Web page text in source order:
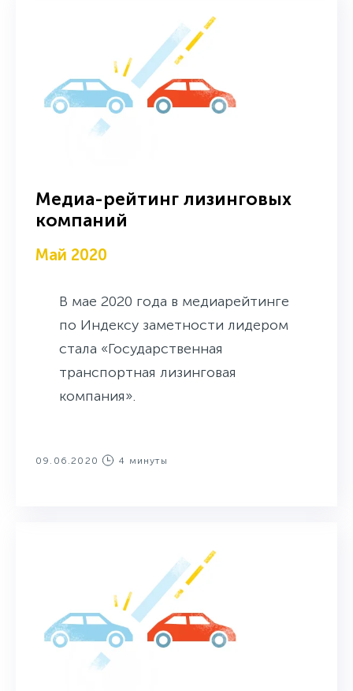
Медиа-рейтинг лизинговых
компаний
Май 2020
В мае 2020 года в медиарейтинге
по Индексу заметности лидером
стала «Государственная
транспортная лизинговая
компания».
09.06.2020 4 минуты